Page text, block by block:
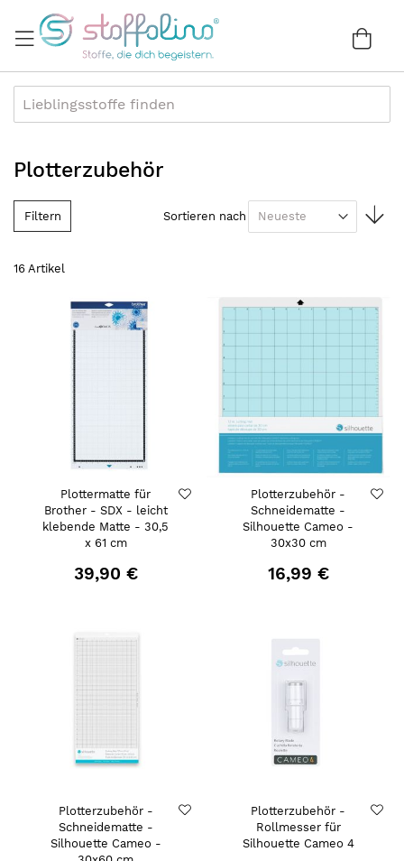
Inhalt
Plotterzubehör
16 Artikel
Sortieren nach
Plottermatte für
Brother - SDX - leicht
klebende Matte - 30,5
x 61 cm
39,90 €
Plotterzubehör -
Schneidematte -
Silhouette Cameo -
30x30 cm
16,99 €
Plotterzubehör -
Schneidematte -
Silhouette Cameo -
Plotterzubehör -
Rollmesser für
Silhouette Cameo 4
Filtern